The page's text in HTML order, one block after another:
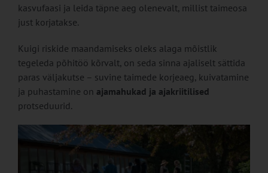
kasvufaasi ja leida täpne aeg olenevalt, millist taimeosa
just korjatakse.
Kuigi riskide maandamiseks oleks alaga mõistlik
tegeleda põhitöö kõrvalt, on seda sinna ajaliselt sättida
paras väljakutse – suvine taimede korjeaeg, kuivatamine
ja puhastamine on ajamahukad ja ajakriitilised
protseduurid.